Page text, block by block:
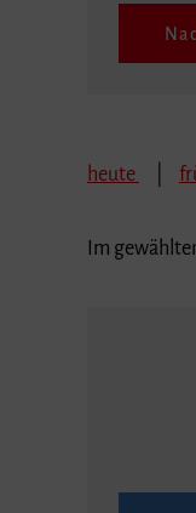
heute
Im